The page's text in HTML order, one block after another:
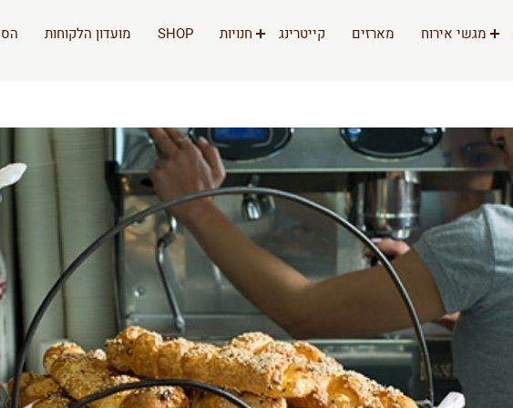
מגשי אירוח מארזים קייטרינג חנויות SHOP מועדון הלקוחות